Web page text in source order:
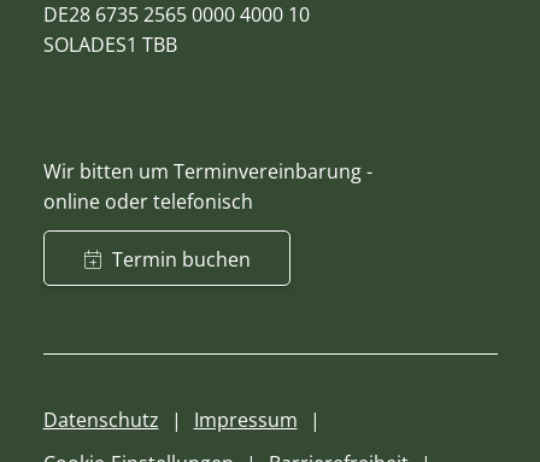
DE28 6735 2565 0000 4000 10
SOLADES1 TBB
Wir bitten um Terminvereinbarung -
online oder telefonisch
Termin buchen
Datenschutz
Impressum